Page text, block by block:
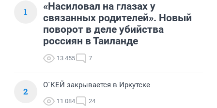
1
«Насиловал на глазах у
связанных родителей». Новый
поворот в деле убийства
россиян в Таиланде
13 455 7
2
О`КЕЙ закрывается в Иркутске
11 084 24